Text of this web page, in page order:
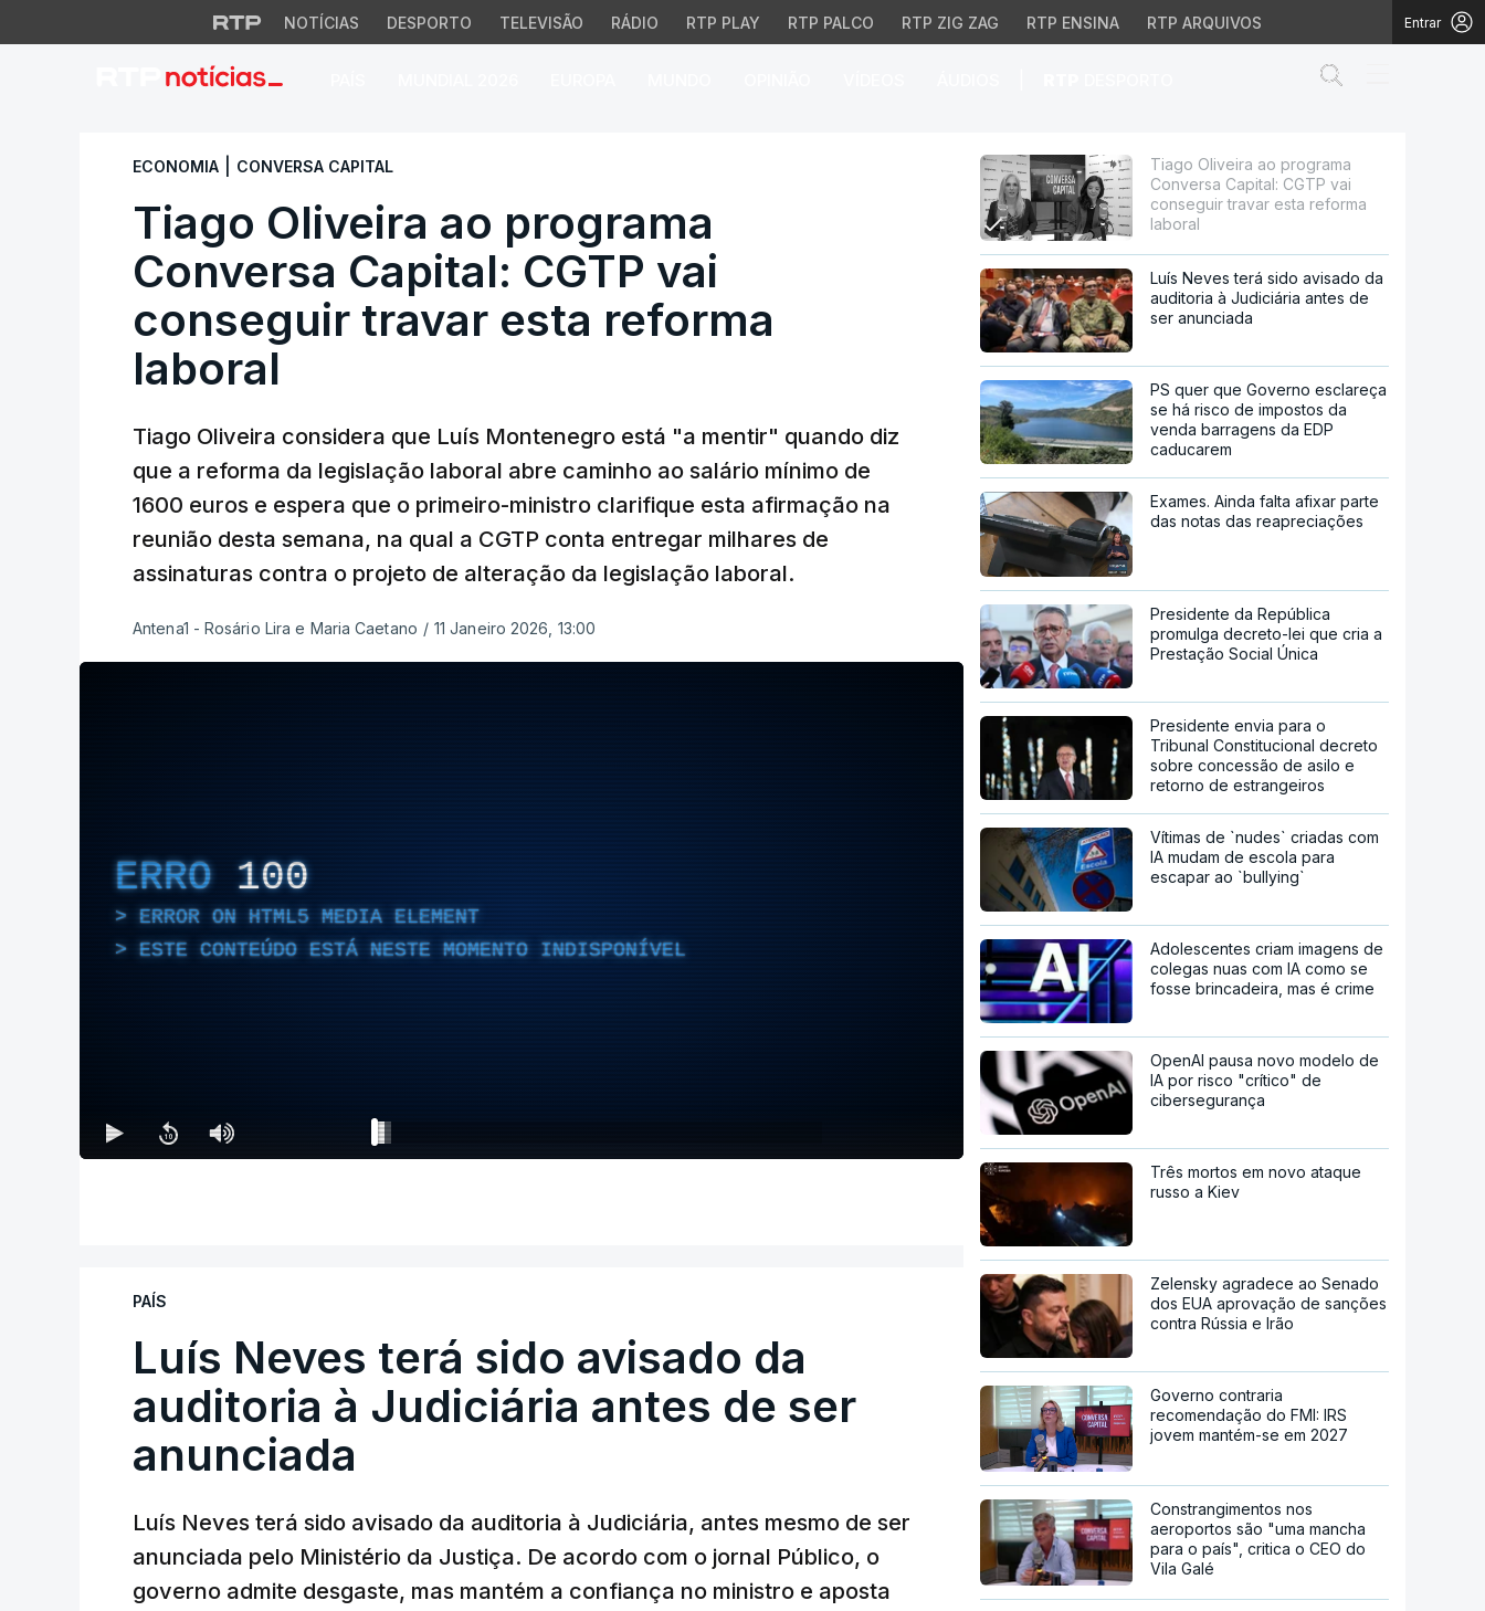
NOTÍCIAS DESPORTO TELEVISÃO RÁDIO RTP PLAY RTP PALCO RTP ZIG ZAG RTP ENSINA RTP ARQUIVOS Entrar
Tiago Oliveira ao programa Conversa Capital: CGTP vai
ECONOMIA CONVERSA CAPITAL
Tiago Oliveira ao programa
Conversa Capital: CGTP vai
conseguir travar esta reforma
laboral
Tiago Oliveira considera que Luís Montenegro está "a mentir" quando diz
que a reforma da legislação laboral abre caminho ao salário mínimo de
1600 euros e espera que o primeiro-ministro clarifique esta afirmação na
reunião desta semana, na qual a CGTP conta entregar milhares de
assinaturas contra o projeto de alteração da legislação laboral.
Antena1 - Rosário Lira e Maria Caetano / 11 Janeiro 2026, 13:00
ERRO 100
ERROR ON HTML5 MEDIA ELEMENT
ESTE CONTEÚDO ESTÁ NESTE MOMENTO INDISPONÍVEL
PAÍS
Luís Neves terá sido avisado da
auditoria à Judiciária antes de ser
anunciada
Luís Neves terá sido avisado da auditoria à Judiciária, antes mesmo de ser
anunciada pelo Ministério da Justiça. De acordo com o jornal Público, o
governo admite desgaste, mas mantém a confiança no ministro e aposta
Tiago Oliveira ao programa
Conversa Capital: CGTP vai
conseguir travar esta reforma
laboral
Luís Neves terá sido avisado da
auditoria à Judiciária antes de
ser anunciada
PS quer que Governo esclareça
se há risco de impostos da
venda barragens da EDP
caducarem
Exames. Ainda falta afixar parte
das notas das reapreciações
Presidente da República
promulga decreto-lei que cria a
Prestação Social Única
Presidente envia para o
Tribunal Constitucional decreto
sobre concessão de asilo e
retorno de estrangeiros
Vítimas de `nudes` criadas com
IA mudam de escola para
escapar ao `bullying`
Adolescentes criam imagens de
colegas nuas com IA como se
fosse brincadeira, mas é crime
OpenAI pausa novo modelo de
IA por risco "crítico" de
cibersegurança
Três mortos em novo ataque
russo a Kiev
Zelensky agradece ao Senado
dos EUA aprovação de sanções
contra Rússia e Irão
Governo contraria
recomendação do FMI: IRS
jovem mantém-se em 2027
Constrangimentos nos
aeroportos são "uma mancha
para o país", critica o CEO do
Vila Galé